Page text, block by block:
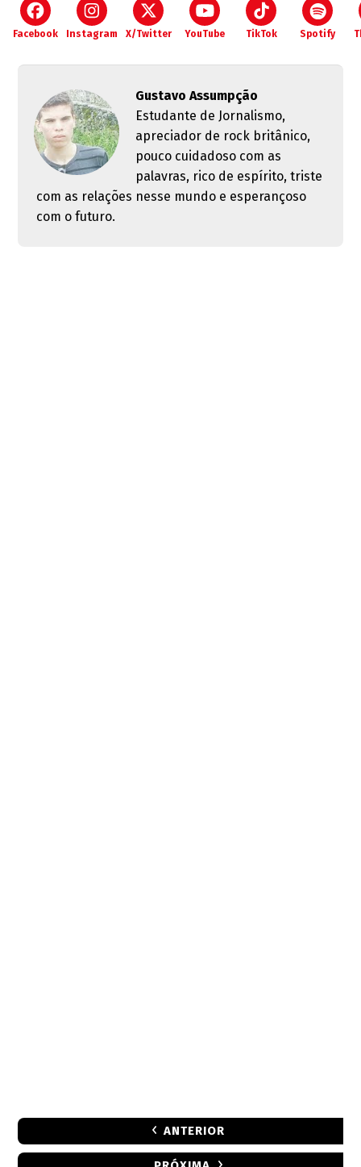
Facebook Instagram X/Twitter YouTube TikTok Spotify
Gustavo Assumpção
Estudante de Jornalismo,
apreciador de rock britânico,
pouco cuidadoso com as
palavras, rico de espírito, triste
com as relações nesse mundo e esperançoso
com o futuro.
ANTERIOR